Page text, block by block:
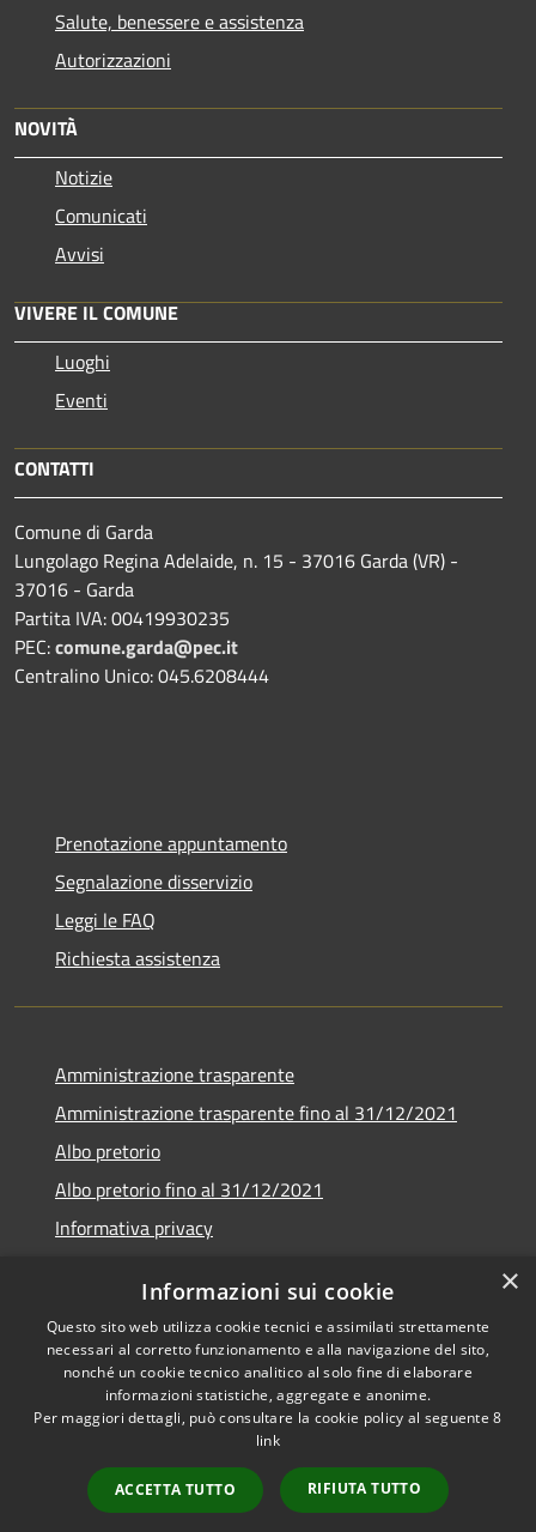
Salute, benessere e assistenza
Autorizzazioni
NOVITÀ
Notizie
Comunicati
Avvisi
VIVERE IL COMUNE
Luoghi
Eventi
CONTATTI
Comune di Garda
Lungolago Regina Adelaide, n. 15 - 37016 Garda (VR) -
37016 - Garda
Partita IVA: 00419930235
PEC:comune.garda@pec.it
Centralino Unico: 045.6208444
Prenotazione appuntamento
Segnalazione disservizio
Leggi le FAQ
Richiesta assistenza
Amministrazione trasparente
Amministrazione trasparente fino al 31/12/2021
Albo pretorio
Albo pretorio fino al 31/12/2021
Informativa privacy
Dichiarazione di accessibilità
RSS
Copyright © 2026 • Comune di
Municipium•
Accesso
redazione
×
Informazioni sui cookie
Questo sito web utilizza cookie tecnici e assimilati strettamente
necessari al corretto funzionamento e alla navigazione del sito,
nonché un cookie tecnico analitico al solo fine di elaborare
informazioni statistiche, aggregate e anonime.
Per maggiori dettagli, può consultare la cookie policy al seguente8
link
ACCETTA TUTTO RIFIUTA TUTTO